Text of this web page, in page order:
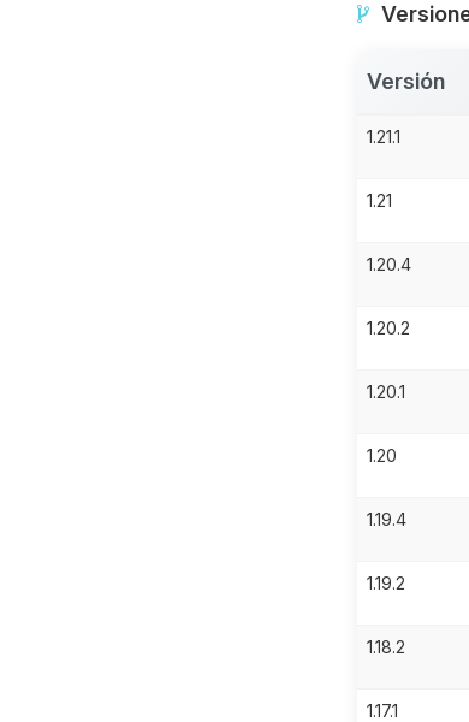
Versión
1.21.1
1.21
1.20.4
1.20.2
1.20.1
1.20
1.19.4
1.19.2
1.18.2
1.17.1